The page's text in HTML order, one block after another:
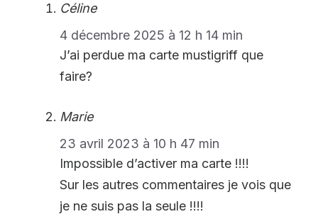
Céline
4 décembre 2025 à 12 h 14 min
J’ai perdue ma carte mustigriff que
faire?
Marie
23 avril 2023 à 10 h 47 min
Impossible d’activer ma carte !!!!
Sur les autres commentaires je vois que
je ne suis pas la seule !!!!